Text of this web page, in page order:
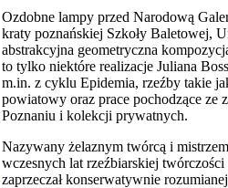
Ozdobne lampy przed Narodową
kraty poznańskiej Szkoły Baletowej,
abstrakcyjna geometryczna
to tylko niektóre realizacje Juliana
m.in. z cyklu Epidemia, rzeźby takie
powiatowy oraz prace pochodzące
Poznaniu i kolekcji prywatnych.
Nazywany żelaznym twórcą i
wczesnych lat rzeźbiarskiej
zaprzeczał konserwatywnie